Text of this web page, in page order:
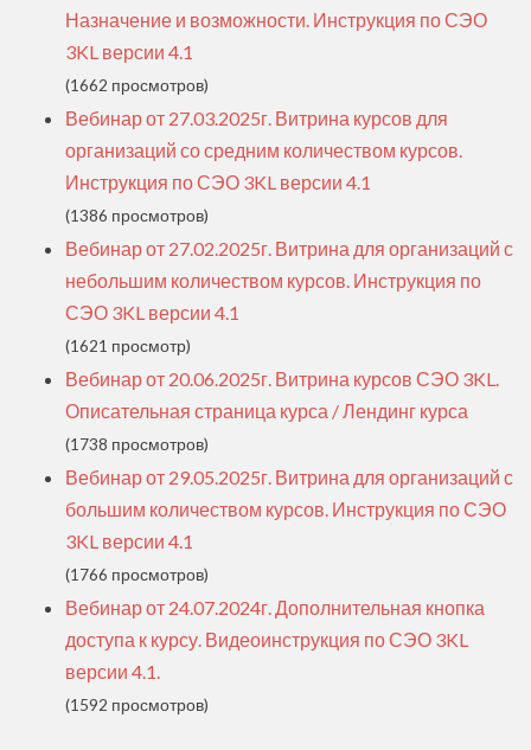
Назначение и возможности. Инструкция по СЭО
3KL версии 4.1
(1662 просмотров)
Вебинар от 27.03.2025г. Витрина курсов для
организаций со средним количеством курсов.
Инструкция по СЭО 3KL версии 4.1
(1386 просмотров)
Вебинар от 27.02.2025г. Витрина для организаций с
небольшим количеством курсов. Инструкция по
СЭО 3KL версии 4.1
(1621 просмотр)
Вебинар от 20.06.2025г. Витрина курсов СЭО 3KL.
Описательная страница курса / Лендинг курса
(1738 просмотров)
Вебинар от 29.05.2025г. Витрина для организаций с
большим количеством курсов. Инструкция по СЭО
3KL версии 4.1
(1766 просмотров)
Вебинар от 24.07.2024г. Дополнительная кнопка
доступа к курсу. Видеоинструкция по СЭО 3KL
версии 4.1.
(1592 просмотров)